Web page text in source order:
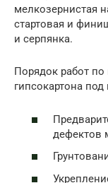
мелкозернистая
стартовая и
и серпянка.
Порядок работ по
гипсокартона под
дефектов